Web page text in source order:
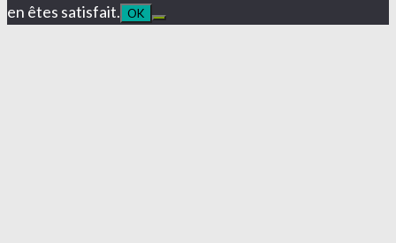
en êtes satisfait. OK